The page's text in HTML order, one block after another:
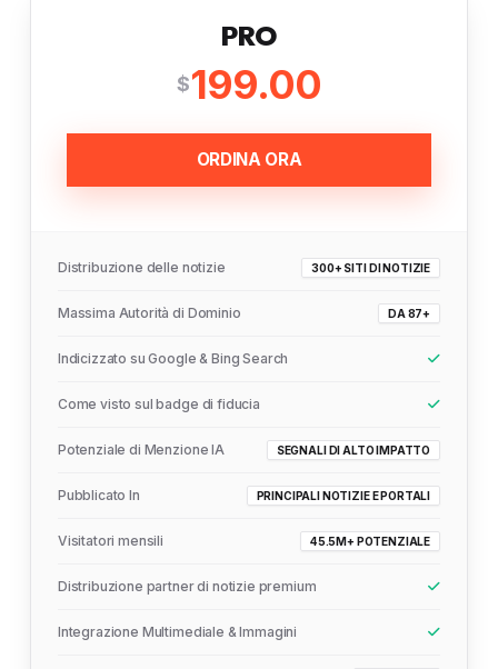
PRO
$199.00
ORDINA ORA
Distribuzione delle notizie 300+ SITI DI NOTIZIE
Massima Autorità di Dominio DA 87+
Indicizzato su Google & Bing Search
Come visto sul badge di fiducia
Potenziale di Menzione IA SEGNALI DI ALTO IMPATTO
Pubblicato In PRINCIPALI NOTIZIE E PORTALI
Visitatori mensili 45.5M+ POTENZIALE
Distribuzione partner di notizie premium
Integrazione Multimediale & Immagini